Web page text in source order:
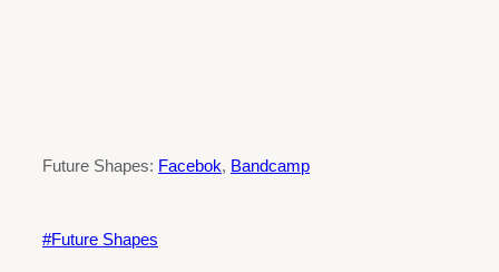
Future Shapes: Facebok, Bandcamp
Future Shapes